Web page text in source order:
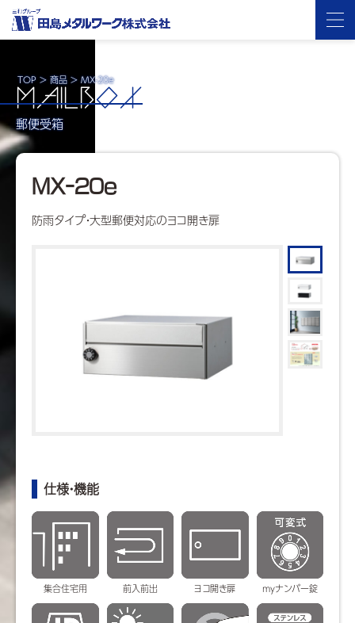
TOP >商品 >MX-20e
MAILBOX
郵便受箱
MX-20e
防雨タイプ・大型郵便対応のヨコ開き扉
仕様・機能
集合住宅用 前入前出 ヨコ開き扉 myナンバー錠